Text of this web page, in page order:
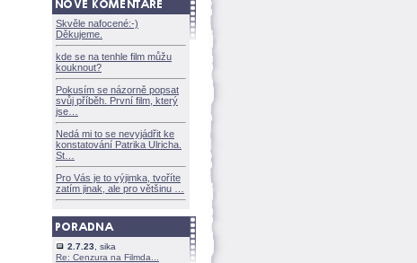
Skvěle nafocené:-)
Děkujeme.
kde se na tenhle film můžu
kouknout?
Pokusím se názorně popsat
svůj příběh. První film, který
jse
Nedá mi to se nevyjádřit ke
konstatování Patrika Ulricha.
St
Pro Vás je to výjimka, tvoříte
zatím jinak, ale pro většinu
2.7.23 , sika
Re: Cenzura na Filmda...